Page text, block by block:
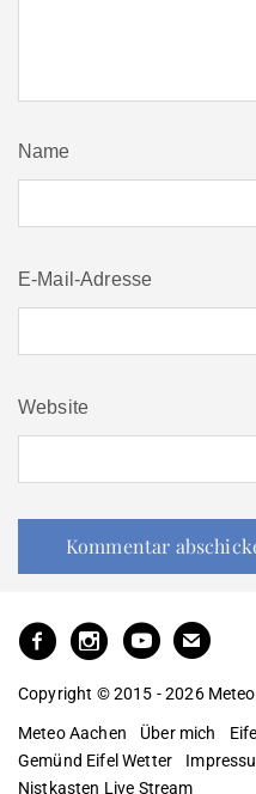
Name
E-Mail-Adresse
Website
Copyright © 2015 - 2026
Meteo Aachen Über mich
Gemünd Eifel Wetter
Nistkasten Live Stream